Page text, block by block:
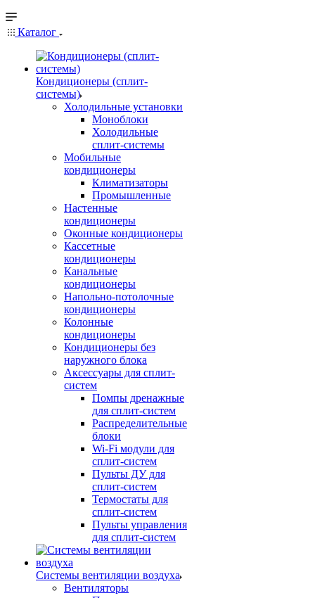
Каталог
Кондиционеры (сплит-
системы)
Холодильные установки
Моноблоки
Холодильные
сплит-системы
Мобильные
кондиционеры
Климатизаторы
Промышленные
Настенные
кондиционеры
Оконные кондиционеры
Кассетные
кондиционеры
Канальные
кондиционеры
Напольно-потолочные
кондиционеры
Колонные
кондиционеры
Кондиционеры без
наружного блока
Аксессуары для сплит-
систем
Помпы дренажные
для сплит-систем
Распределительные
блоки
Wi-Fi модули для
сплит-систем
Пульты ДУ для
сплит-систем
Термостаты для
сплит-систем
Пульты управления
для сплит-систем
Системы вентиляции воздуха
Вентиляторы